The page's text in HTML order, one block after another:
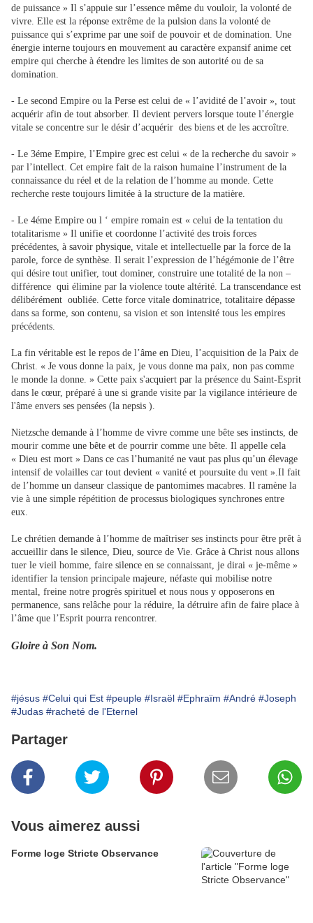
de puissance » Il s’appuie sur l’essence même du vouloir, la volonté de
vivre. Elle est la réponse extrême de la pulsion dans la volonté de
puissance qui s’exprime par une soif de pouvoir et de domination. Une
énergie interne toujours en mouvement au caractère expansif anime cet
empire qui cherche à étendre les limites de son autorité ou de sa
domination.
- Le second Empire ou la Perse est celui de « l’avidité de l’avoir », tout
acquérir afin de tout absorber. Il devient pervers lorsque toute l’énergie
vitale se concentre sur le désir d’acquérir des biens et de les accroître.
- Le 3éme Empire, l’Empire grec est celui « de la recherche du savoir »
par l’intellect. Cet empire fait de la raison humaine l’instrument de la
connaissance du réel et de la relation de l’homme au monde. Cette
recherche reste toujours limitée à la structure de la matière.
- Le 4éme Empire ou l ‘ empire romain est « celui de la tentation du
totalitarisme » Il unifie et coordonne l’activité des trois forces
précédentes, à savoir physique, vitale et intellectuelle par la force de la
parole, force de synthèse. Il serait l’expression de l’hégémonie de l’être
qui désire tout unifier, tout dominer, construire une totalité de la non –
différence qui élimine par la violence toute altérité. La transcendance est
délibérément oubliée. Cette force vitale dominatrice, totalitaire dépasse
dans sa forme, son contenu, sa vision et son intensité tous les empires
précédents.
La fin véritable est le repos de l’âme en Dieu, l’acquisition de la Paix de
Christ. « Je vous donne la paix, je vous donne ma paix, non pas comme
le monde la donne. » Cette paix s'acquiert par la présence du Saint-Esprit
dans le cœur, préparé à une si grande visite par la vigilance intérieure de
l'âme envers ses pensées (la nepsis ).
Nietzsche demande à l’homme de vivre comme une bête ses instincts, de
mourir comme une bête et de pourrir comme une bête. Il appelle cela
« Dieu est mort » Dans ce cas l’humanité ne vaut pas plus qu’un élevage
intensif de volailles car tout devient « vanité et poursuite du vent ».Il fait
de l’homme un danseur classique de pantomimes macabres. Il ramène la
vie à une simple répétition de processus biologiques synchrones entre
eux.
Le chrétien demande à l’homme de maîtriser ses instincts pour être prêt à
accueillir dans le silence, Dieu, source de Vie. Grâce à Christ nous allons
tuer le vieil homme, faire silence en se connaissant, je dirai « je-même »
identifier la tension principale majeure, néfaste qui mobilise notre
mental, freine notre progrès spirituel et nous nous y opposerons en
permanence, sans relâche pour la réduire, la détruire afin de faire place à
l’âme que l’Esprit pourra rencontrer.
Gloire à Son Nom.
#jésus #Celui qui Est #peuple #Israël #Ephraïm #André #Joseph
#Judas #racheté de l'Eternel
Partager
Vous aimerez aussi
Forme loge Stricte Observance